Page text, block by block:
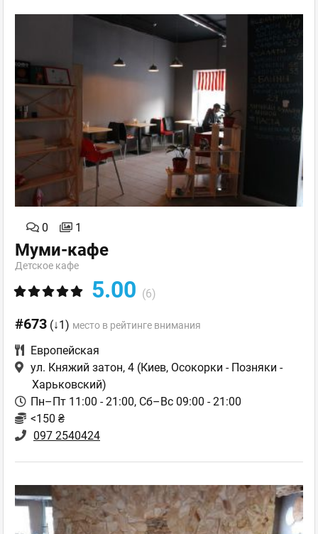
0 1
Муми-кафе
Детское кафе
5.00 (6)
#673 (↓1) место в рейтинге внимания
Европейская
ул. Княжий затон, 4 (Киев, Осокорки - Позняки -
Харьковский)
Пн–Пт 11:00 - 21:00, Сб–Вс 09:00 - 21:00
<150 ₴
097 2540424